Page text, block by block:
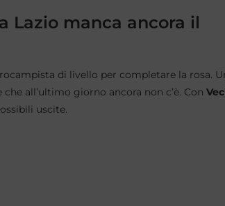
Lazio manca ancora il
di livello per completare la rosa.
all’ultimo giorno ancora non c’è. Con
uscite.